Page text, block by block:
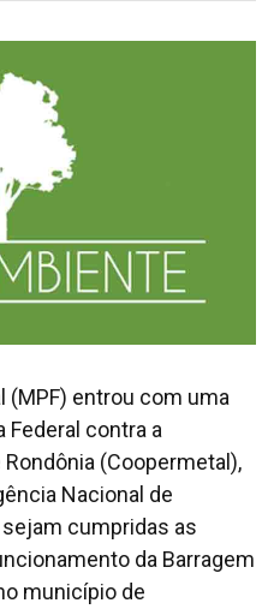
(MPF) entrou com uma
Federal contra a
(Coopermetal),
Nacional de
sejam cumpridas as
da Barragem
município de